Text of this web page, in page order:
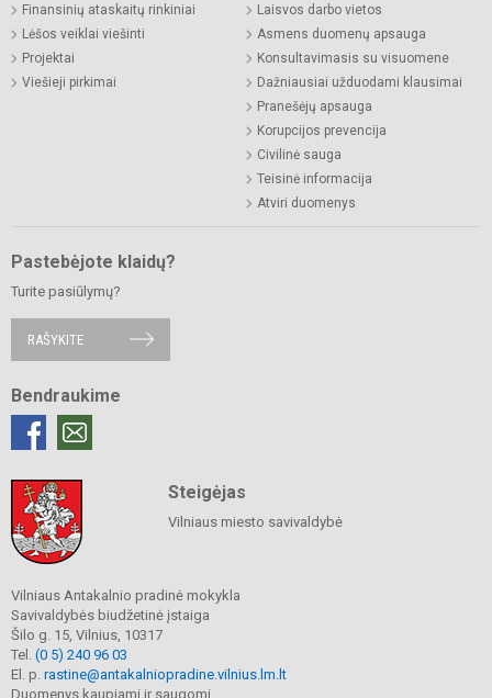
Finansinių ataskaitų rinkiniai
Lėšos veiklai viešinti
Projektai
Viešieji pirkimai
Laisvos darbo vietos
Asmens duomenų apsauga
Konsultavimasis su visuomene
Dažniausiai užduodami klausimai
Pranešėjų apsauga
Korupcijos prevencija
Civilinė sauga
Teisinė informacija
Atviri duomenys
Pastebėjote klaidų?
Turite pasiūlymų?
RAŠYKITE
Bendraukime
Steigėjas
Vilniaus miesto savivaldybė
Vilniaus Antakalnio pradinė mokykla
Savivaldybės biudžetinė įstaiga
Šilo g. 15, Vilnius, 10317
Tel. (0 5) 240 96 03
El. p. rastine@antakalniopradine.vilnius.lm.lt
Duomenys kaupiami ir saugomi